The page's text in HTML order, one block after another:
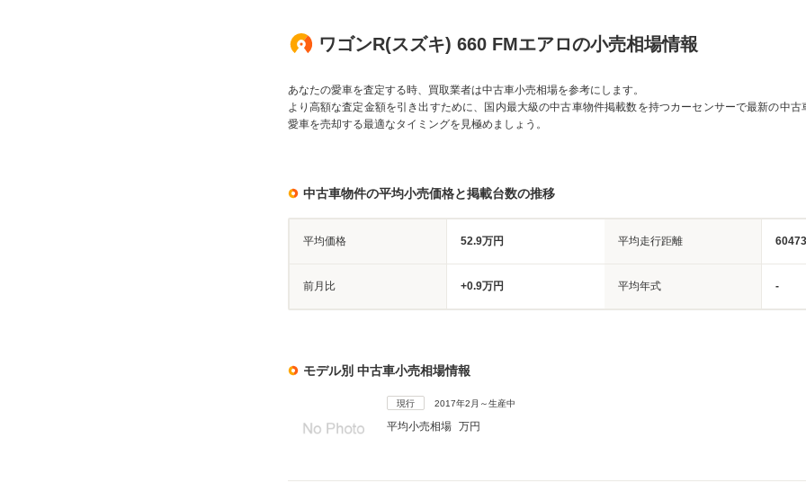
ワゴンR(スズキ) 660 FMエアロの小売相場情報
あなたの愛車を査定する時、買取業者は中古車小売相場を参考にします。
より高額な査定金額を引き出すために、国内最大級の中古車物件掲載数を持つカーセンサーで最新の中古
愛車を売却する最適なタイミングを見極めましょう。
中古車物件の平均小売価格と掲載台数の推移
平均価格 52.9万円 平均走行距離
前月比 +0.9万円 平均年式 -
モデル別 中古車小売相場情報
現行 2017年2月～生産中
平均小売相場 万円